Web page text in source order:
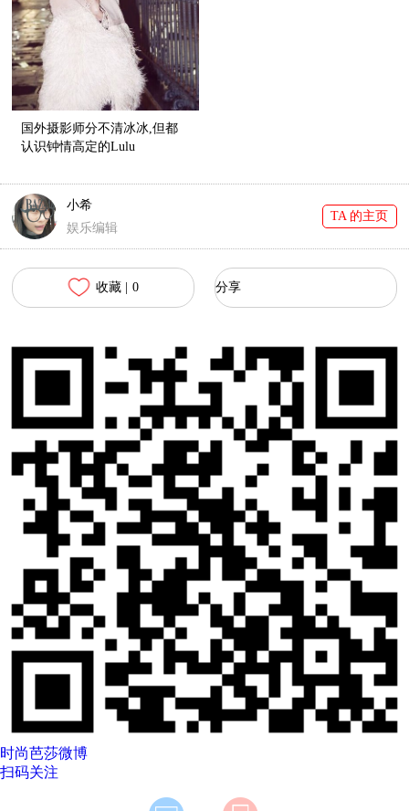
国外摄影师分不清冰冰,但都
认识钟情高定的Lulu
小希
娱乐编辑
TA 的主页
收藏 | 0 分享
时尚芭莎微博
扫码关注